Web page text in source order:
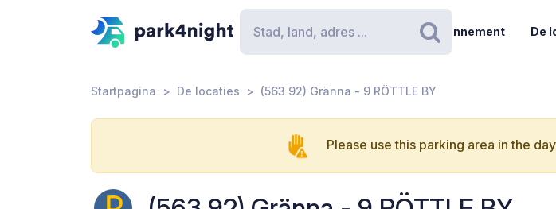
Zoeken
Abonnement De
Startpagina De locaties (563 92) Gränna - 9 RÖTTLE BY
Please use this parking area in the